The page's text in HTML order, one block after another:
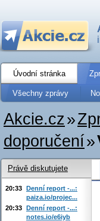
Úvodní stránka
Všechny zprávy
Akcie.cz»
doporučení»
Právě diskutujete
20:33 Denní report -...:
paiza.io/projec...
20:33 Denní report -...:
notes.io/e6iyb